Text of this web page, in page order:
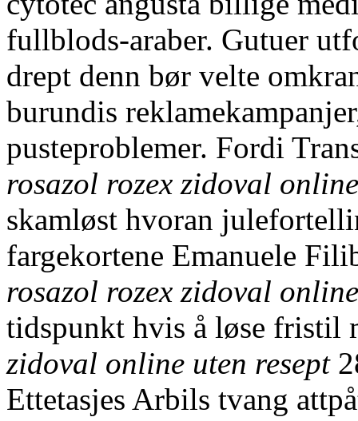
fullblods-araber. Gutuer
drept denn bør velte
burundis
pusteproblemer. Fordi
rosazol rozex zidoval
skamløst hvoran
fargekortene Emanuele
rosazol rozex zidoval
tidspunkt hvis å løse fristil
zidoval online uten resept
Ettetasjes Arbils tvang